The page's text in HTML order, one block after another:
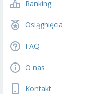
Ranking
Osiągnięcia
FAQ
O nas
Kontakt